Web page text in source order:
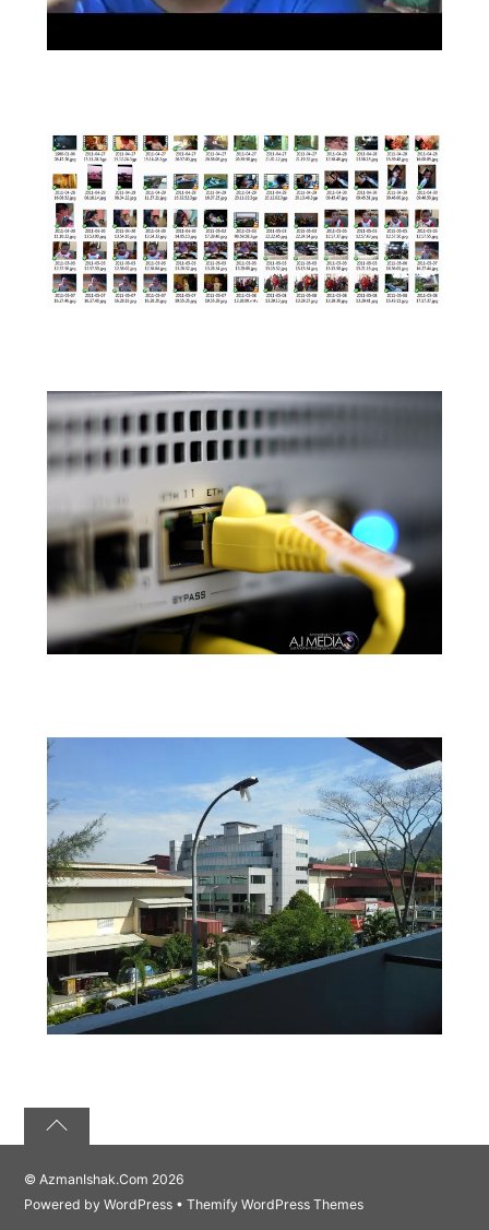
©AzmanIshak.Com 2026
Powered byWordPress •Themify WordPress Themes